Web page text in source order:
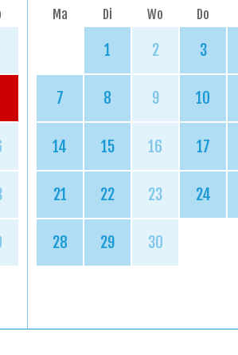
Ma Di Wo Do
1 2 3
7 8 9 10
14 15 16 17
21 22 23 24
28 29 30